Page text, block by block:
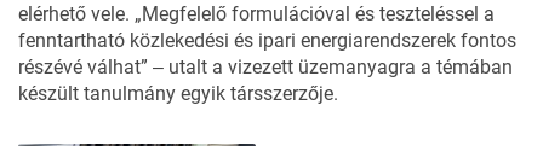
elérhető vele. „Megfelelő formulációval és teszteléssel a
fenntartható közlekedési és ipari energiarendszerek fontos
részévé válhat” ‒ utalt a vizezett üzemanyagra a témában
készült tanulmány egyik társszerzője.